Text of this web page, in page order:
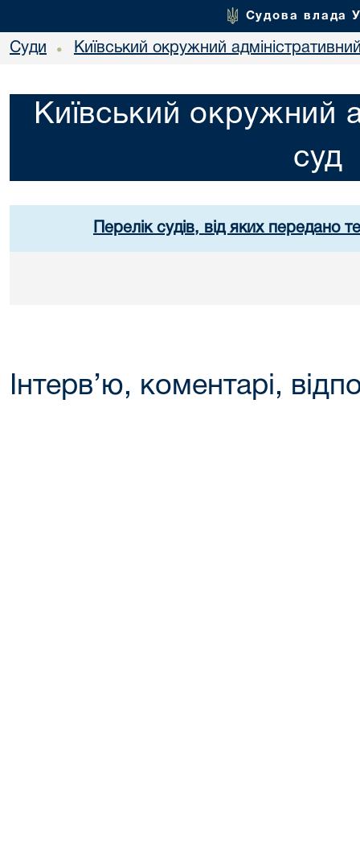
Судова влада
Суди • Київський окружний
Київський окружний
суд
Перелік судів, від яких передано
Інтерв’ю, коментарі,